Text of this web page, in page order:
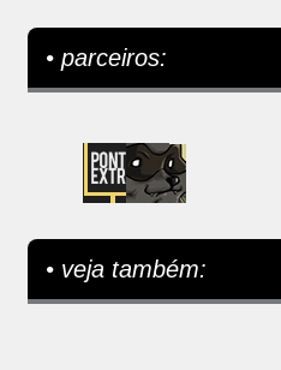
• parceiros:
• veja também: